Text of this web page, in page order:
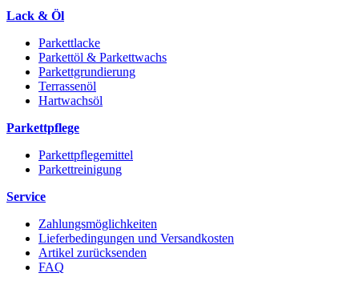
Lack & Öl
Parkettlacke
Parkettöl & Parkettwachs
Parkettgrundierung
Terrassenöl
Hartwachsöl
Parkettpflege
Parkettpflegemittel
Parkettreinigung
Service
Zahlungsmöglichkeiten
Lieferbedingungen und Versandkosten
Artikel zurücksenden
FAQ